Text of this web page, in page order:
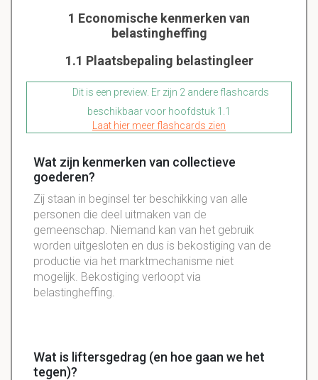
1 Economische kenmerken van
belastingheffing
1.1 Plaatsbepaling belastingleer
Dit is een preview. Er zijn 2 andere flashcards
beschikbaar voor hoofdstuk 1.1
Laat hier meer flashcards zien
Wat zijn kenmerken van collectieve
goederen?
Zij staan in beginsel ter beschikking van alle
personen die deel uitmaken van de
gemeenschap. Niemand kan van het gebruik
worden uitgesloten en dus is bekostiging van de
productie via het marktmechanisme niet
mogelijk. Bekostiging verloopt via
belastingheffing.
Wat is liftersgedrag (en hoe gaan we het
tegen)?